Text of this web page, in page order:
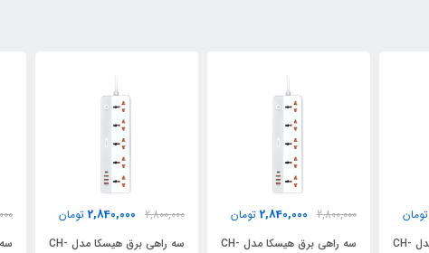
تومان
سه راهی برق هیسکا مدل CH-
2,800,000
2,840,000 تومان
سه راهی برق هیسکا مدل CH-
2,800,000
2,840,000 تومان
سه راهی برق هیسکا مدل CH-